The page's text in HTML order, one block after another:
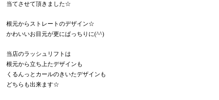
当てさせて頂きました☆
根元からストレートのデザイン☆
かわいいお目元が更にぱっちりに(^^)
当店のラッシュリフトは
根元から立ち上たデザインも
くるんっとカールのきいたデザインも
どちらも出来ます☆